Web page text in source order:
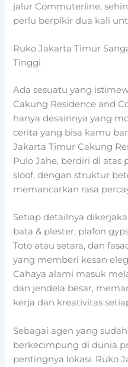
jalur Commuterline,
perlu berpikir dua kali
Ruko Jakarta Timur
Tinggi
Ada sesuatu yang
Cakung Residence and
hanya desainnya yang
cerita yang bisa kamu
Jakarta Timur Cakung
Pulo Jahe, berdiri di atas
sloof, dengan struktur
memancarkan rasa
Setiap detailnya
bata & plester, plafon
Toto atau setara, dan
yang memberi kesan
Cahaya alami masuk
dan jendela besar,
kerja dan kreativitas
Sebagai agen yang
berkecimpung di dunia
pentingnya lokasi. Ruko